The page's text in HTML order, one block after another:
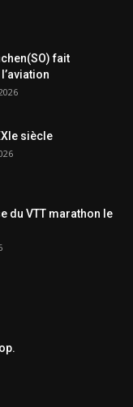
fait
siècle
du VTT marathon le